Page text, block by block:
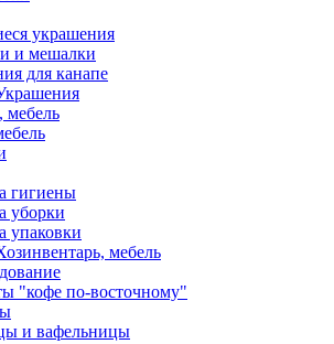
украшения
и мешалки
для канапе
мебель
гигиены
уборки
упаковки
мебель
"кофе по-восточному"
и вафельницы